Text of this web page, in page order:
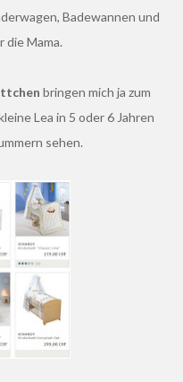
Badewannen und
die Mama.
bringen mich ja zum
Lea in 5 oder 6 Jahren
sehen.